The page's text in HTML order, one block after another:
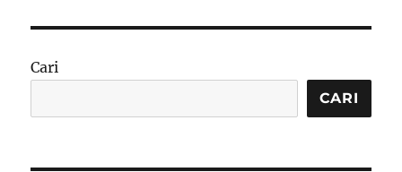
Cari
CARI